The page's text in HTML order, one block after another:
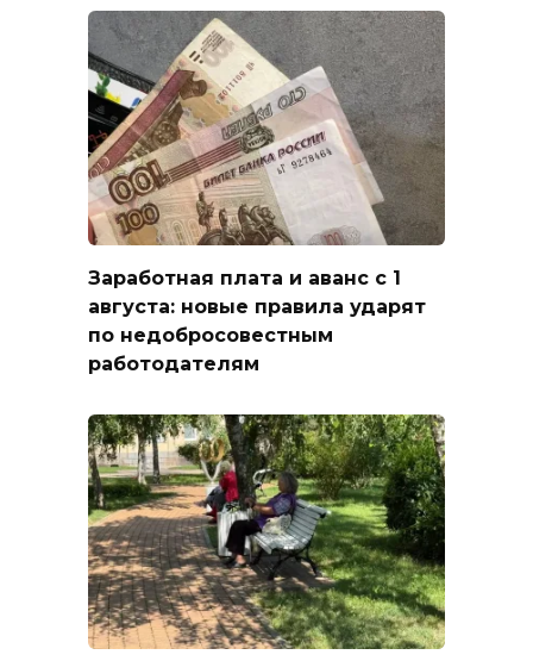
Заработная плата и аванс с 1
августа: новые правила ударят
по недобросовестным
работодателям